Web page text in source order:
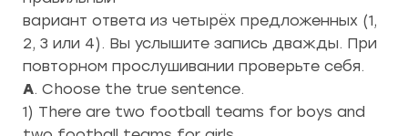
вариант ответа из четырёх предложенных (1,
2, 3 или 4). Вы услышите запись дважды. При
повторном прослушивании проверьте себя.
A. Choose the true sentence.
1) There are two football teams for boys and